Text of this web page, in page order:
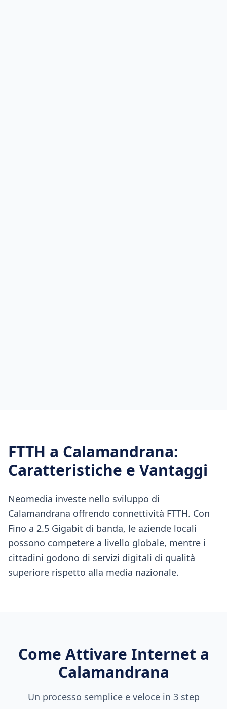
FTTH a Calamandrana:
Caratteristiche e Vantaggi
Neomedia investe nello sviluppo di
Calamandrana offrendo connettività FTTH. Con
Fino a 2.5 Gigabit di banda, le aziende locali
possono competere a livello globale, mentre i
cittadini godono di servizi digitali di qualità
superiore rispetto alla media nazionale.
Come Attivare Internet a
Calamandrana
Un processo semplice e veloce in 3 step